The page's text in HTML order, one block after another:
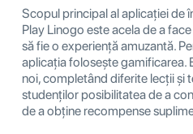
Scopul principal al aplicației de
Play Linogo este acela de a
să fie o experiență amuzantă.
aplicația folosește gamificarea.
noi, completând diferite lecții și
studenților posibilitatea de a
de a obține recompense